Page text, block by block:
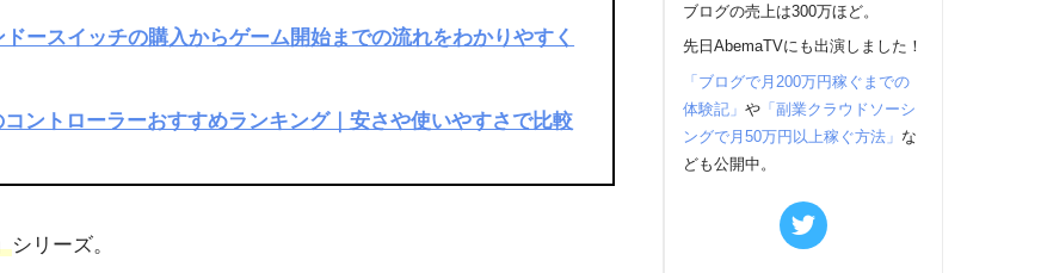
ースイッチの購入からゲーム開始までの流れをわかりやすく
コントローラーおすすめランキング｜安さや使いやすさで比較
シリーズ。
ブログの売上は300万ほど。
先日AbemaTVにも出演しました！
「ブログで月200万円稼ぐまでの
体験記」 や「副業クラウドソーシ
ングで月50万円以上稼ぐ方法」 な
ども公開中。